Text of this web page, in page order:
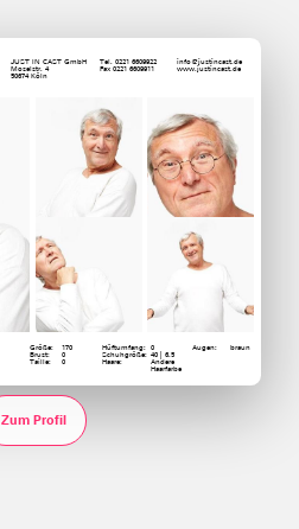
JUST IN CAST GmbH
Moselstr. 4
50674 Köln
Tel. 0221 6609922
Fax 0221 6609911
info@justincast.de
www.justincast.de
Größe: 170 Hüftumfang: 0 Augen: braun
Brust: 0 Schuhgröße: 40 | 6.5
Taille: 0 Haare: Andere
Haarfarbe
Zum Profil